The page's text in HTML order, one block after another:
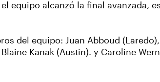
equipo alcanzó la final avanzada,
del equipo: Juan Abboud
Kanak (Austin). y Caroline